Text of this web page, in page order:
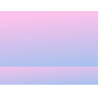
ビュ